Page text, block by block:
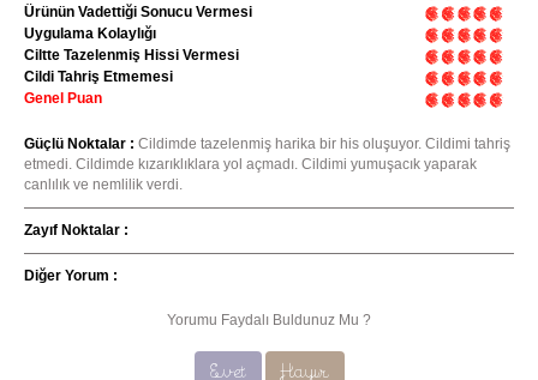
Ürünün Vadettiği Sonucu Vermesi
Uygulama Kolaylığı
Ciltte Tazelenmiş Hissi Vermesi
Cildi Tahriş Etmemesi
Genel Puan
Güçlü Noktalar : Cildimde tazelenmiş harika bir his oluşuyor. Cildimi tahriş
etmedi. Cildimde kızarıklıklara yol açmadı. Cildimi yumuşacık yaparak
canlılık ve nemlilik verdi.
Zayıf Noktalar :
Diğer Yorum :
Yorumu Faydalı Buldunuz Mu ?
Evet Hayır